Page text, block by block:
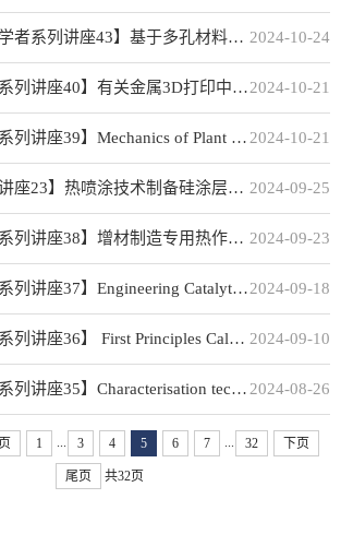
2024-10-24
43】基于多孔材料的二次电池电极-电解液界面稳定策略
2024-10-21
讲座40】有关金属3D打印中的若干问题
2024-10-21
39】Mechanics of Plant Leaf Morphogenesis
2024-09-25
23】热喷涂技术制备硅涂层及其性能
2024-09-23
材制造专用热作模具钢及随形控温模芯镶件增材制造研究
2024-09-18
Catalytic Active-Sites for Sorption, Selectivity to Stability
2024-09-10
Principles Calculations for Connecting Disconnected Materials
2024-08-26
techniques for investigating thermal barrier coating and environmental barrier coating failure
1 3 4 5 6 7 32 下页
尾页 共32页